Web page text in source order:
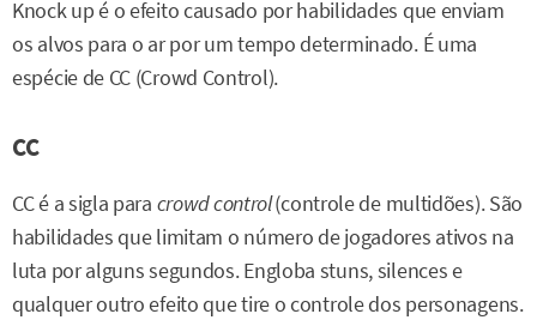
Knock up é o efeito causado por habilidades que enviam
os alvos para o ar por um tempo determinado. É uma
espécie de CC (Crowd Control).
CC
CC é a sigla para crowd control(controle de multidões). São
habilidades que limitam o número de jogadores ativos na
luta por alguns segundos. Engloba stuns, silences e
qualquer outro efeito que tire o controle dos personagens.